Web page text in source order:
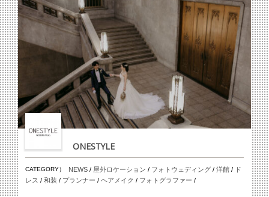
ONESTYLE
CATEGORY） NEWS/ 屋外ロケーション / フォトウェディング/ 洋館/
ド
レス / 和装 / プランナー / ヘアメイク / フォトグラファー /